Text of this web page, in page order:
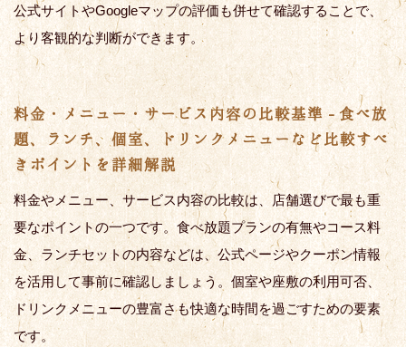
公式サイトやGoogleマップの評価も併せて確認することで、
より客観的な判断ができます。
料金・メニュー・サービス内容の比較基準 - 食べ放
題、ランチ、個室、ドリンクメニューなど比較すべ
きポイントを詳細解説
料金やメニュー、サービス内容の比較は、店舗選びで最も重
要なポイントの一つです。食べ放題プランの有無やコース料
金、ランチセットの内容などは、公式ページやクーポン情報
を活用して事前に確認しましょう。個室や座敷の利用可否、
ドリンクメニューの豊富さも快適な時間を過ごすための要素
です。